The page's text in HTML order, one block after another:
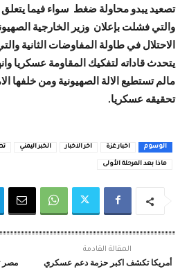
تصعيد يبدو محاولة ضغط سواء فيما يتعلق
والتي فشلت بإعلان وزير الخارجية
الاحتلال في طاولة المفاوضات الثانية
يتحدث قاداته لتفكيك المقاومة عسكريا
مالم تستطيع الالة الصهيونية ومن خلفها
تحقيقه عسكريا.
الوسوم اخبار غزة اخر الاخبار الخبر اليمني
ماذا بعد المرحلة الأولى
مصر
المقالة القادمة
أمريكا تكشف اكبر حزمة دعم عسكري